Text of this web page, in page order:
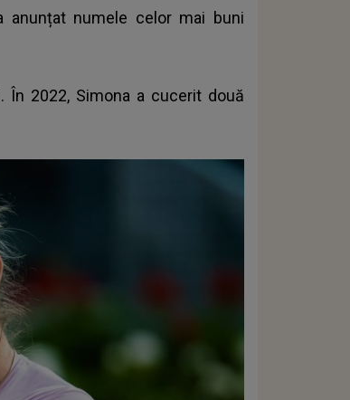
anunțat numele celor mai buni
În 2022, Simona a cucerit două